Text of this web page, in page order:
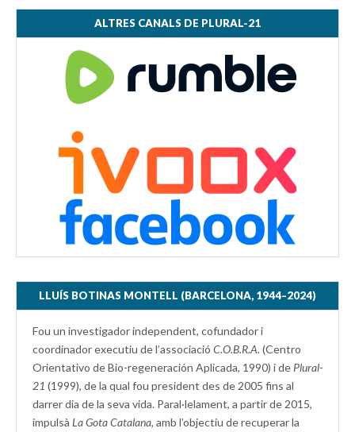
ALTRES CANALS DE PLURAL-21
LLUÍS BOTINAS MONTELL (BARCELONA, 1944–2024)
Fou un investigador independent, cofundador i
coordinador executiu de l’associació C.O.B.R.A. (Centro
Orientativo de Bio-regeneración Aplicada, 1990) i de Plural-
21 (1999), de la qual fou president des de 2005 fins al
darrer dia de la seva vida. Paral·lelament, a partir de 2015,
impulsà La Gota Catalana, amb l’objectiu de recuperar la